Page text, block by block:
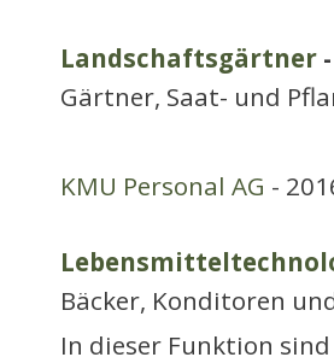
Landschaftsgärtner
Gärtner, Saat- und
KMU Personal AG -
Bäcker, Konditoren
In dieser Funktion